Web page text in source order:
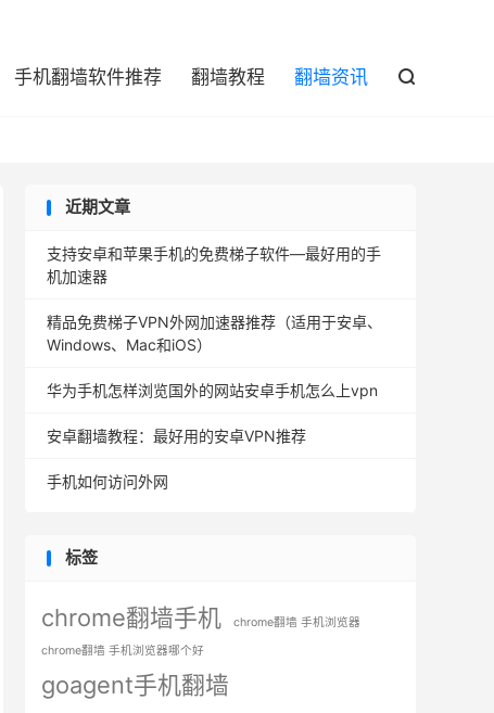
手机翻墙软件推荐 翻墙教程 翻墙资讯 
近期文章
支持安卓和苹果手机的免费梯子软件—最好用的手
机加速器
精品免费梯子VPN外网加速器推荐（适用于安卓、
Windows、Mac和iOS）
华为手机怎样浏览国外的网站安卓手机怎么上vpn
安卓翻墙教程：最好用的安卓VPN推荐
手机如何访问外网
标签
chrome翻墙手机
chrome翻墙 手机浏览器
chrome翻墙 手机浏览器哪个好
goagent手机翻墙